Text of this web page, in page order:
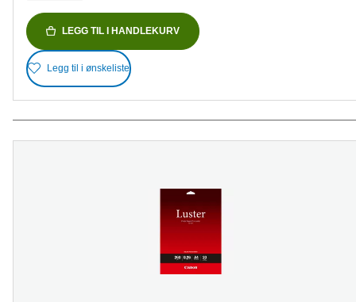
LEGG TIL I HANDLEKURV
Legg til i ønskeliste